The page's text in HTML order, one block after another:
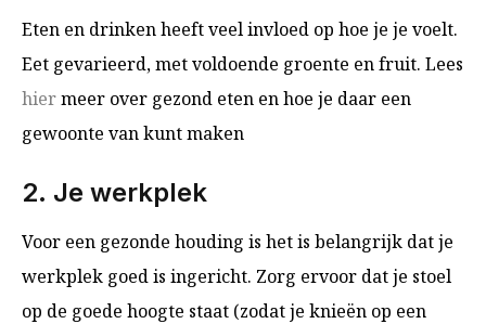
Eten en drinken heeft veel invloed op hoe je je voelt.
Eet gevarieerd, met voldoende groente en fruit. Lees
hiermeer over gezond eten en hoe je daar een
gewoonte van kunt maken
2. Je werkplek
Voor een gezonde houding is het is belangrijk dat je
werkplek goed is ingericht. Zorg ervoor dat je stoel
op de goede hoogte staat (zodat je knieën op een